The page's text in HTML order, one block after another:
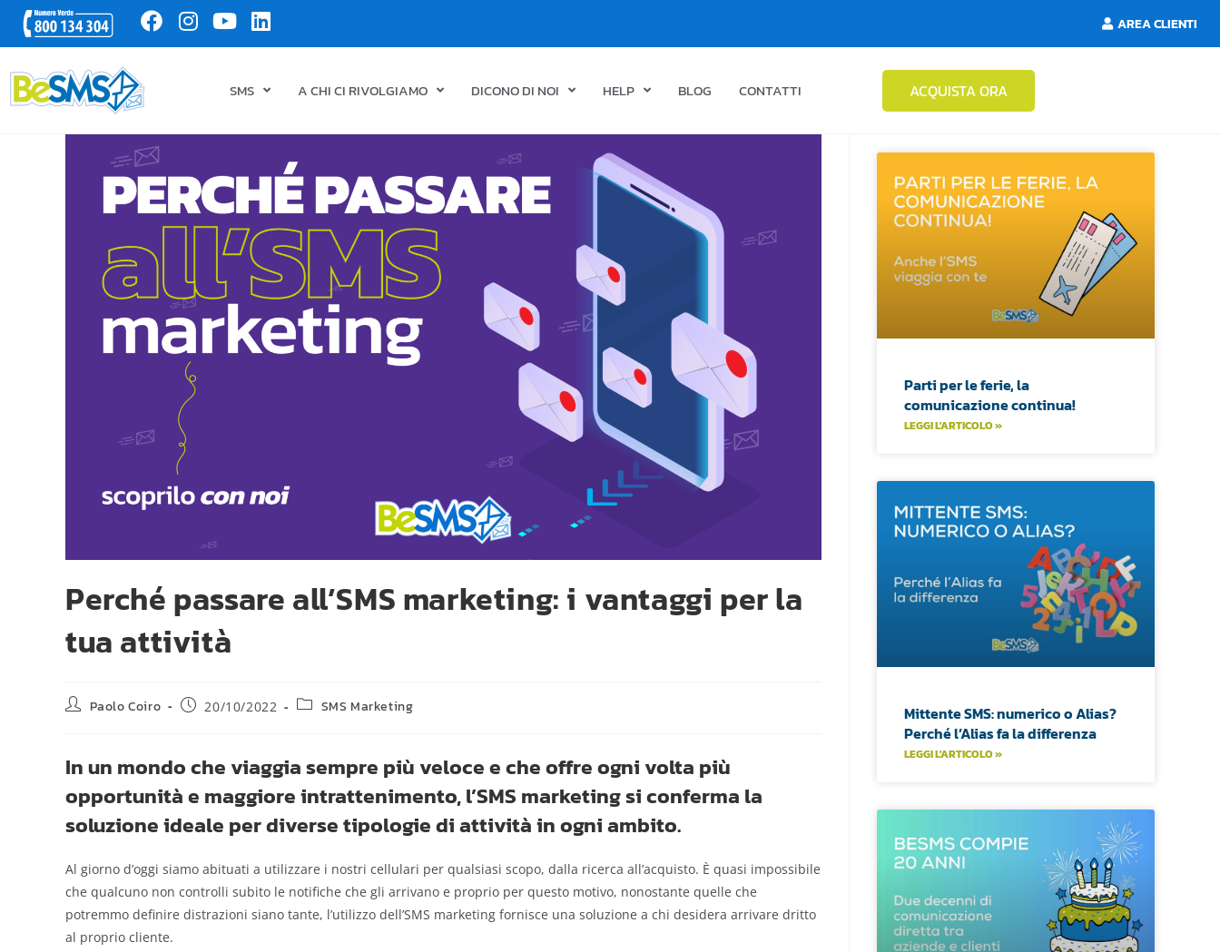
AREA CLIENTI
SMS A CHI CI RIVOLGIAMO DICONO DI NOI HELP BLOG CONTATTI ACQUISTA ORA
Perché passare all’SMS marketing: i vantaggi per la
tua attività
Paolo Coiro 20/10/2022 SMS Marketing
In un mondo che viaggia sempre più veloce e che offre ogni volta più
opportunità e maggiore intrattenimento, l’SMS marketing si conferma la
soluzione ideale per diverse tipologie di attività in ogni ambito.
Al giorno d’oggi siamo abituati a utilizzare i nostri cellulari per qualsiasi scopo, dalla ricerca all’acquisto. È quasi impossibile
che qualcuno non controlli subito le notifiche che gli arrivano e proprio per questo motivo, nonostante quelle che
potremmo definire distrazioni siano tante, l’utilizzo dell’SMS marketing fornisce una soluzione a chi desidera arrivare dritto
al proprio cliente.
Parti per le ferie, la
comunicazione continua!
LEGGI L'ARTICOLO »
Mittente SMS: numerico o Alias?
Perché l’Alias fa la differenza
LEGGI L'ARTICOLO »